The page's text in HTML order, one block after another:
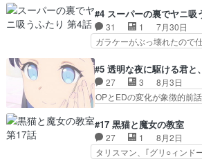
めに東京へ!/でも観光よ…
れる先輩、なんだかん…
で視聴しました。視…
を人間に戻して欲しいで
ありがとうございました
ったらちゅー先輩か。し
想：コ□した相手にも家
ナとミミも可愛かった2
も家族や大切な人はいる
着みたいなもんなんですか
#4 スーパーの裏でヤニ吸
31 1
7月30日
ガラケーがぶっ壊れたの
はり出オチ感が否めず、
さんが佐々木さんに沼っ
さん、腕フェチなんです
ガラケーからスマホに変
ゃわない？佐々木さんの
り2人のやり取りに癒し
話佐々木が実年齢以上…
#5 透明な夜に駆ける君と
27 3
8月3日
OPとEDの変化が象徴的
か、こんな風に見えてる
両片思いになりましたね
は描かず白く靄がかった
い完全な盲目なんやね…
#17 黒猫と魔女の教室
27 1
8月2日
タリスマン、｢グリ○ィン